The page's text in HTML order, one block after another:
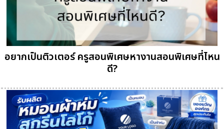
อยากเป็นติวเตอร์ ครูสอนพิเศษหางานสอนพิเศษที่ไหน
ดี?